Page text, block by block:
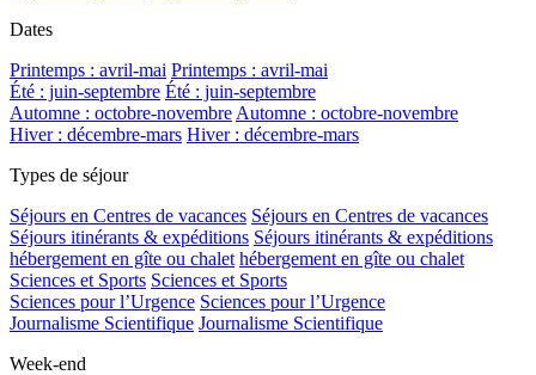
Dates
Printemps : avril-mai Printemps : avril-mai
Été : juin-septembre Été : juin-septembre
Automne : octobre-novembre Automne : octobre-novembre
Hiver : décembre-mars Hiver : décembre-mars
Types de séjour
Séjours en Centres de vacances Séjours en Centres de vacances
Séjours itinérants & expéditions Séjours itinérants & expéditions
hébergement en gîte ou chalet hébergement en gîte ou chalet
Sciences et Sports Sciences et Sports
Sciences pour l’Urgence Sciences pour l’Urgence
Journalisme Scientifique Journalisme Scientifique
Week-end